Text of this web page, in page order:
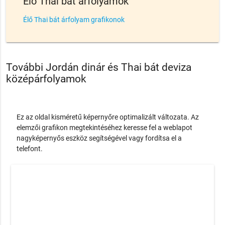
Élő Thai bát árfolyam grafikonok
További Jordán dinár és Thai bát deviza
középárfolyamok
Ez az oldal kisméretű képernyőre optimalizált változata. Az
elemzői grafikon megtekintéséhez keresse fel a weblapot
nagyképernyős eszköz segítségével vagy fordítsa el a
telefont.